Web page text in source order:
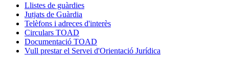
Llistes de guàrdies
Jutjats de Guàrdia
Telèfons i adreces d'interès
Circulars TOAD
Documentació TOAD
Vull prestar el Servei d'Orientació Jurídica